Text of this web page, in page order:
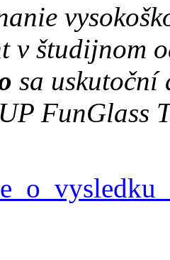
v študijnom
sa uskutoční
FunGlass